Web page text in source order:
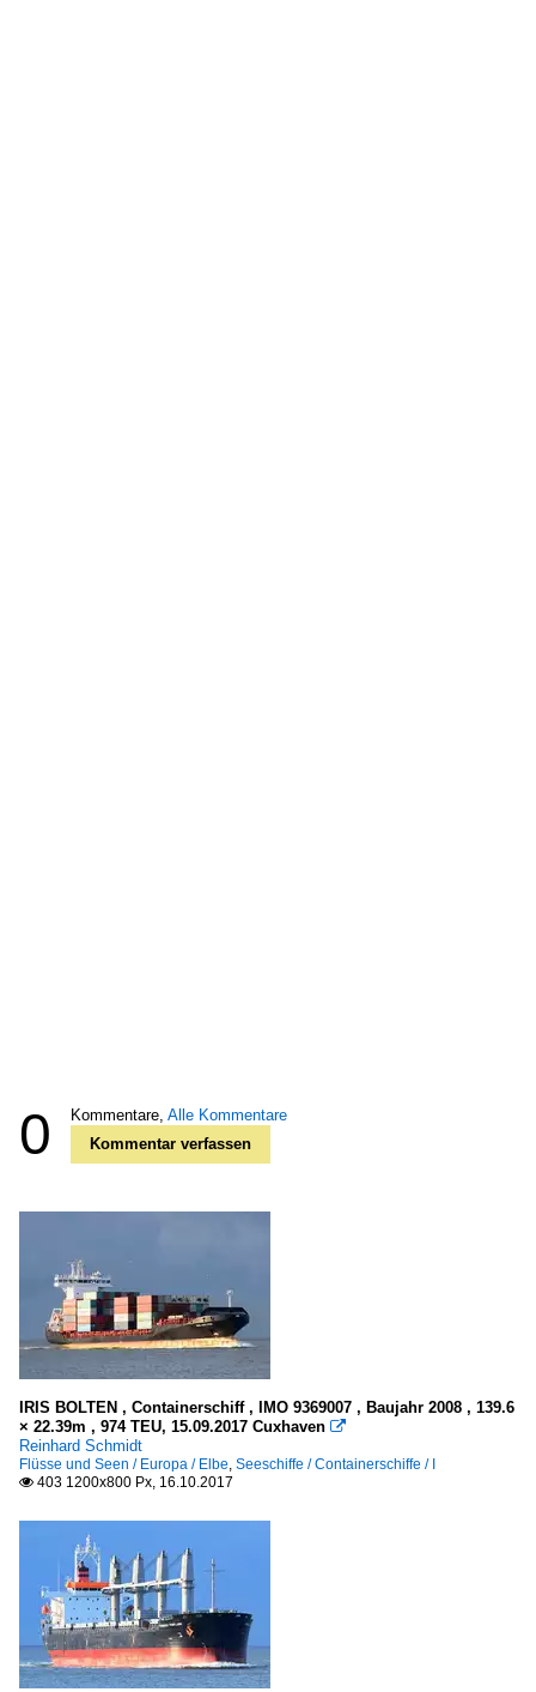
0 Kommentare, Alle Kommentare
Kommentar verfassen
IRIS BOLTEN , Containerschiff , IMO 9369007 , Baujahr 2008 , 139.6
× 22.39m , 974 TEU, 15.09.2017 Cuxhaven 
Reinhard Schmidt
Flüsse und Seen / Europa / Elbe, Seeschiffe / Containerschiffe / I
 403 1200x800 Px, 16.10.2017